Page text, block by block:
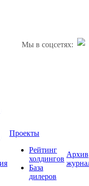
Мы в соцсетях:
Проекты
Рейтинг
холдингов
База
дилеров
Архив